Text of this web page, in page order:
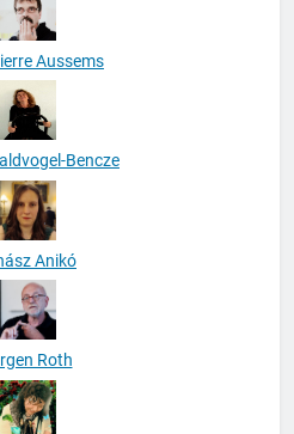
Aussems
Bencze
Anikó
Roth